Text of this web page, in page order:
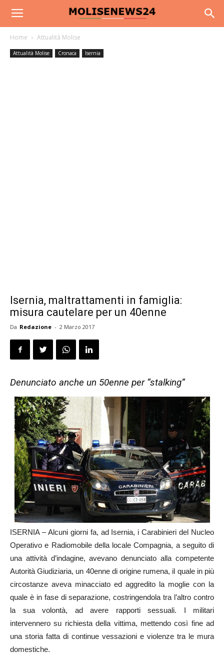
Home Attualità Molise
Attualità Molise Cronaca Isernia
Isernia, maltrattamenti in famiglia:
misura cautelare per un 40enne
Da Redazione - 2 Marzo 2017
Denunciato anche un 50enne per “stalking”
ISERNIA – Alcuni giorni fa, ad Isernia, i Carabinieri del Nucleo
Operativo e Radiomobile della locale Compagnia, a seguito di
una attività d’indagine, avevano denunciato alla competente
Autorità Giudiziaria, un 40enne di origine rumena, il quale in più
circostanze aveva minacciato ed aggredito la moglie con la
quale è in fase di separazione, costringendola tra l’altro contro
la sua volontà, ad avere rapporti sessuali. I militari
intervennero su richiesta della vittima, mettendo così fine ad
una storia fatta di continue vessazioni e violenze tra le mura
domestiche.